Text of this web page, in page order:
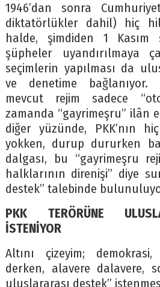
1946’dan sonra
diktatörlükler dahil) hiç
halde, şimdiden 1 Kasım
şüpheler uyandırılmaya
seçimlerin yapılması da
ve denetime bağlanıyor.
mevcut rejim sadece
zamanda “gayrimeşru” ilân
diğer yüzünde, PKK’nın
yokken, durup dururken
dalgası, bu “gayrimeşru
halklarının direnişi” diye
destek” talebinde
PKK TERÖRÜNE
İSTENİYOR
Altını çizeyim;
derken, alavere dalavere,
uluslararası destek”